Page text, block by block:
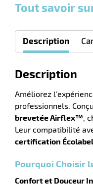
Tout savoir
Description
Description
Améliorez
professionnels.
brevetée Airflex™,
Leur compatibilité
certification
Pourquoi Choisir
Confort et Douceur